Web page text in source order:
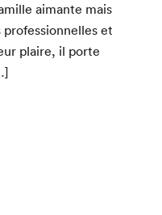
aimante mais
et
plaire, il porte